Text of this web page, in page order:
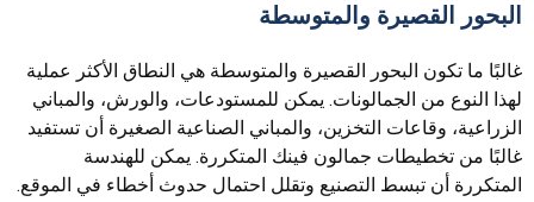
البحور القصيرة والمتوسطة
غالبًا ما تكون البحور القصيرة والمتوسطة هي النطاق الأكثر عملية
لهذا النوع من الجمالونات. يمكن للمستودعات، والورش، والمباني
الزراعية، وقاعات التخزين، والمباني الصناعية الصغيرة أن تستفيد
غالبًا من تخطيطات جمالون فينك المتكررة. يمكن للهندسة
المتكررة أن تبسط التصنيع وتقلل احتمال حدوث أخطاء في الموقع.